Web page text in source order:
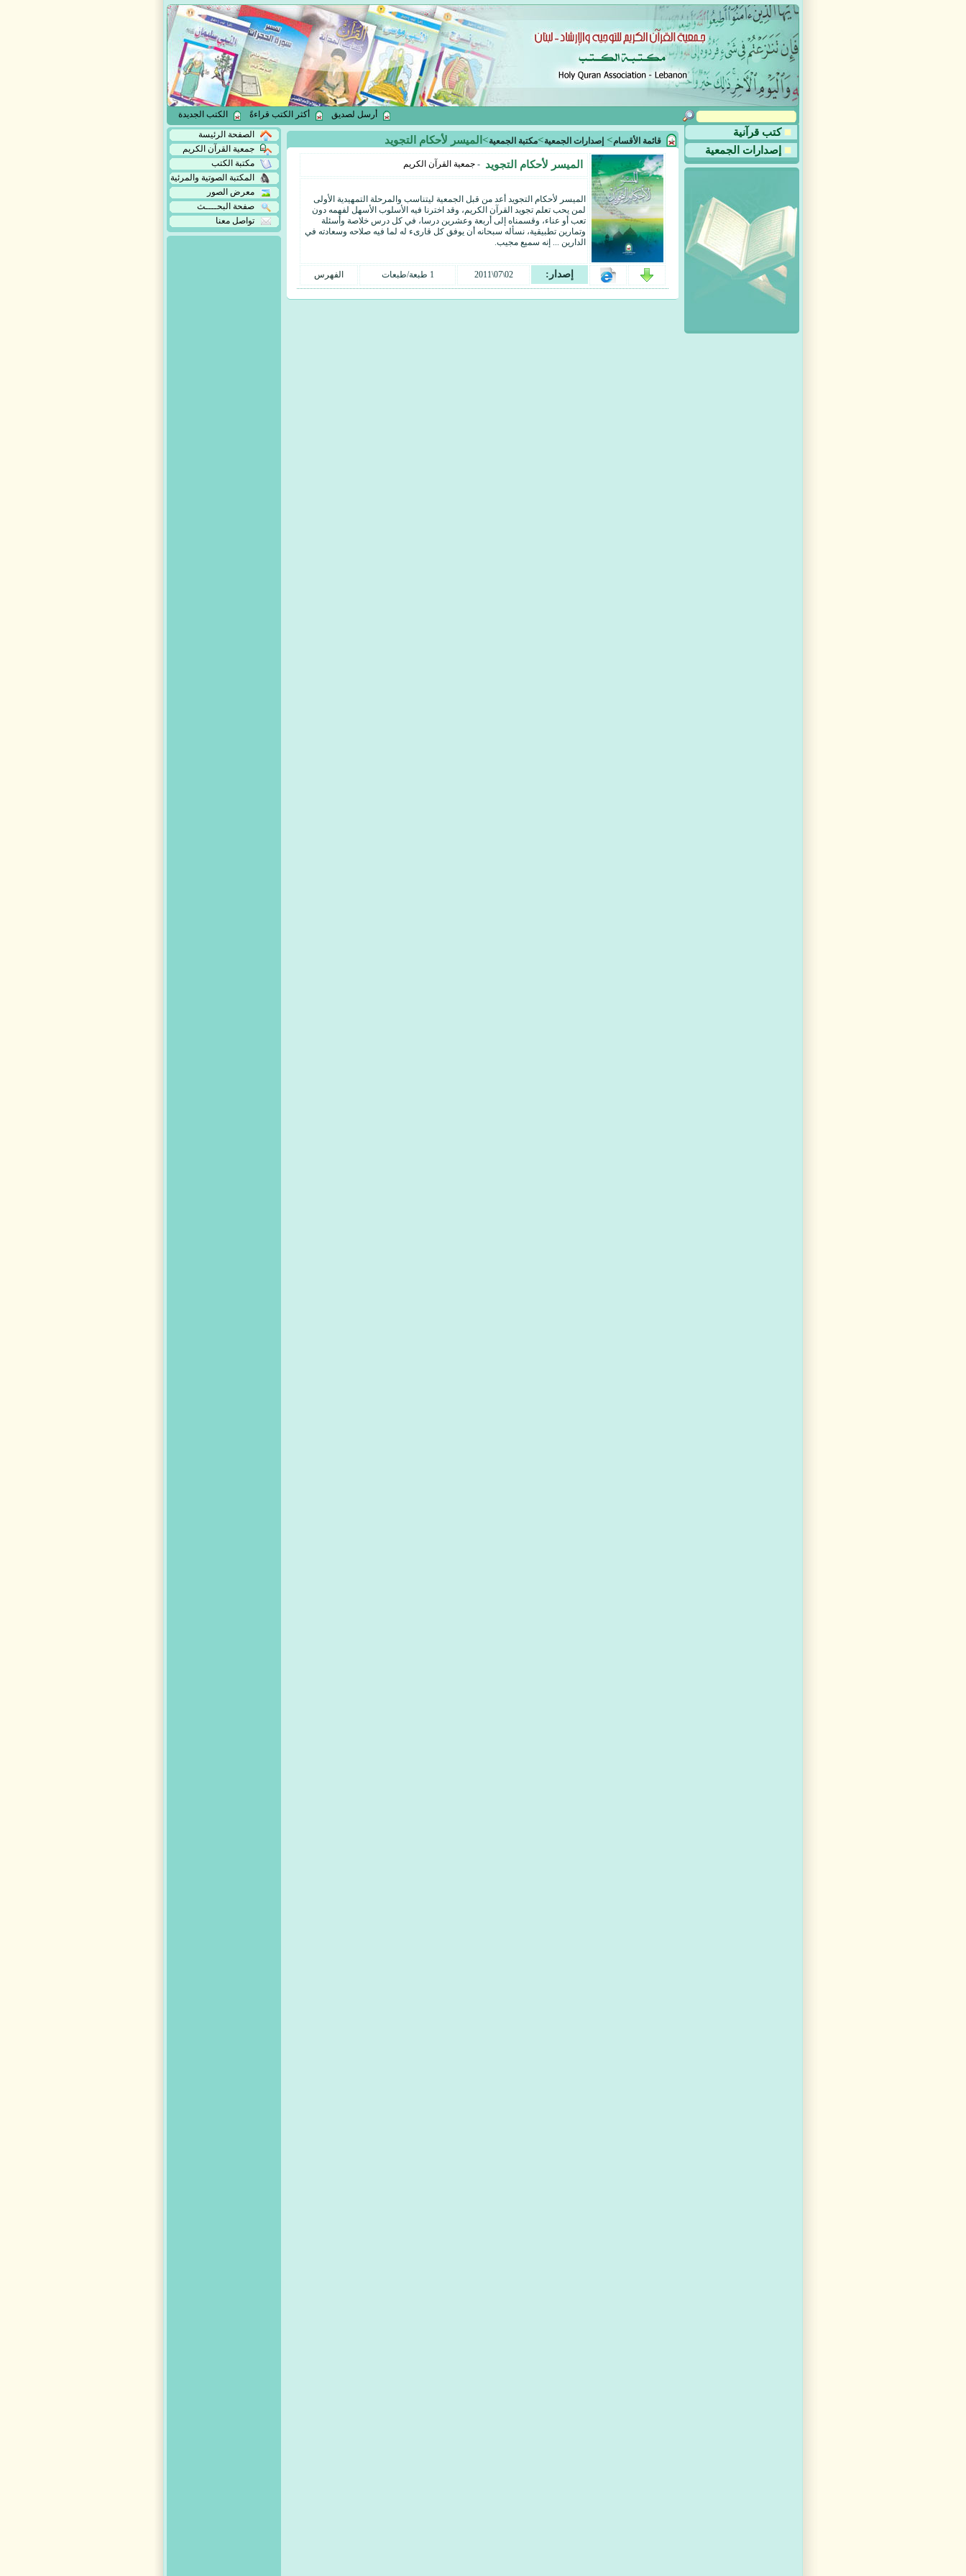
الكتب الجديدة أكثر الكتب قراءةً أرسل لصديق
كتب قرآنية
إصدارات الجمعية
قائمة الأقسام> إصدارات الجمعية>مكتبة الجمعية>الميسر لأحكام التجويد
الميسر لأحكام التجويد - جمعية القرآن الكريم
الميسر لأحكام التجويد أعد من قبل الجمعية ليتناسب والمرحلة التمهيدية الأولى
لمن يحب تعلم تجويد القرآن الكريم، وقد اخترنا فيه الأسلوب الأسهل لفهمه دون
تعب أو عناء، وقسمناه إلى أربعة وعشرين درسا، في كل درس خلاصة وأسئلة
وتمارين تطبيقية، نسأله سبحانه أن يوفق كل قارىء له لما فيه صلاحه وسعادته في
الدارين ... إنه سميع مجيب.
إصدار: 02\07\2011 1 طبعة/طبعات الفهرس
الصفحة الرئيسة
جمعية القرآن الكريم
مكتبة الكتب
المكتبة الصوتية والمرئية
معرض الصور
صفحة البحــــث
تواصل معنا